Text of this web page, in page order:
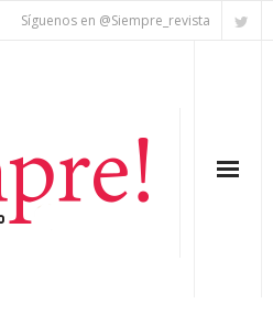
Síguenos en @Siempre_revista